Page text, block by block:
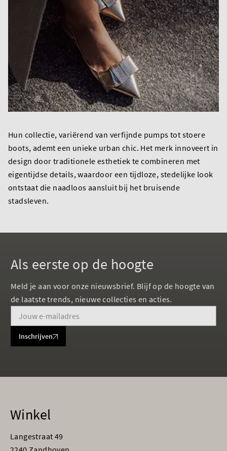
Hun collectie, variërend van verfijnde pumps tot stoere
boots, ademt een unieke urban chic. Het merk innoveert in
design door traditionele esthetiek te combineren met
eigentijdse details, waardoor een tijdloze, stedelijke look
ontstaat die naadloos aansluit bij het bruisende
stadsleven.
Als eerste op de hoogte
Meld je aan voor onze nieuwsbrief. Blijf op de hoogte van
de laatste trends, nieuwe collecties en acties.
Inschrijven
Winkel
Langestraat 49